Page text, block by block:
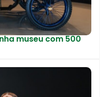
museu com 500